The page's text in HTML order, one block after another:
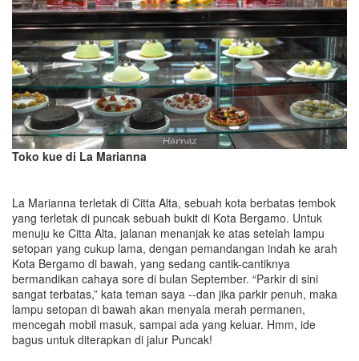
Toko kue di La Marianna
La Marianna terletak di Citta Alta, sebuah kota berbatas tembok
yang terletak di puncak sebuah bukit di Kota Bergamo. Untuk
menuju ke Citta Alta, jalanan menanjak ke atas setelah lampu
setopan yang cukup lama, dengan pemandangan indah ke arah
Kota Bergamo di bawah, yang sedang cantik-cantiknya
bermandikan cahaya sore di bulan September. “Parkir di sini
sangat terbatas,” kata teman saya --dan jika parkir penuh, maka
lampu setopan di bawah akan menyala merah permanen,
mencegah mobil masuk, sampai ada yang keluar. Hmm, ide
bagus untuk diterapkan di jalur Puncak!